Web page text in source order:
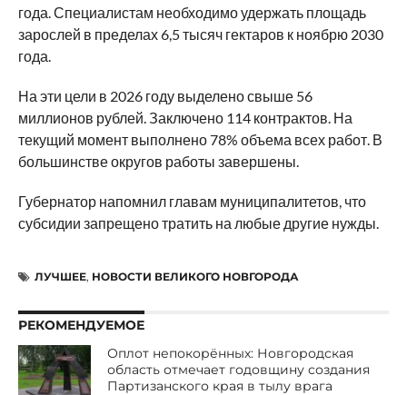
года. Специалистам необходимо удержать площадь
зарослей в пределах 6,5 тысяч гектаров к ноябрю 2030
года.
На эти цели в 2026 году выделено свыше 56
миллионов рублей. Заключено 114 контрактов. На
текущий момент выполнено 78% объема всех работ. В
большинстве округов работы завершены.
Губернатор напомнил главам муниципалитетов, что
субсидии запрещено тратить на любые другие нужды.
ЛУЧШЕЕ, НОВОСТИ ВЕЛИКОГО НОВГОРОДА
РЕКОМЕНДУЕМОЕ
Оплот непокорённых: Новгородская
область отмечает годовщину создания
Партизанского края в тылу врага